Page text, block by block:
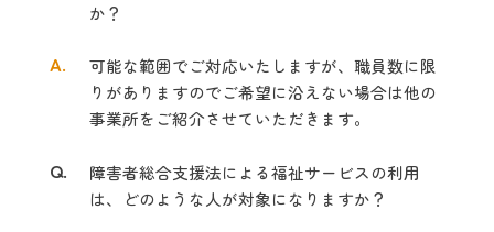
か？
A.
可能な範囲でご対応いたしますが、職員数に限
りがありますのでご希望に沿えない場合は他の
事業所をご紹介させていただきます。
Q.
障害者総合支援法による福祉サービスの利用
は、どのような人が対象になりま すか？